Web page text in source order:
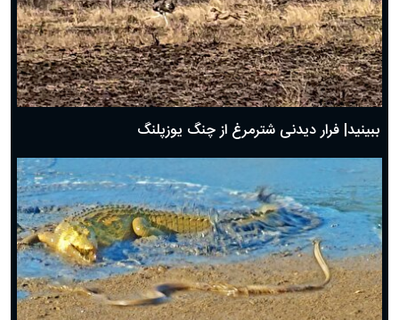
ببینید| فرار دیدنی شترمرغ از چنگ یوزپلنگ